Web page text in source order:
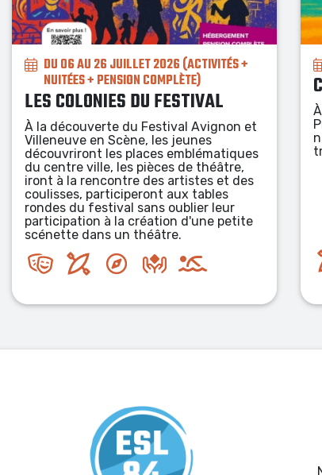
DU 03 AU 16 AOÛT 2026
COLONIES EN PROVENCE
À la découverte des paysages de
Provence à travers des sports de pleine
nature : à pied, en vélo, en canoë, en
trottinette électriques tout terrain.